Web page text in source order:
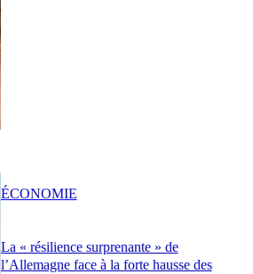
La « résilience surprenante » de
l’Allemagne face à la forte hausse des
ÉCONOMIE